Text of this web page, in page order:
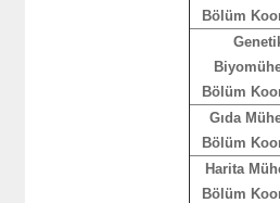
Bölüm
Bölüm
Gıda
Bölüm
Harita
Bölüm